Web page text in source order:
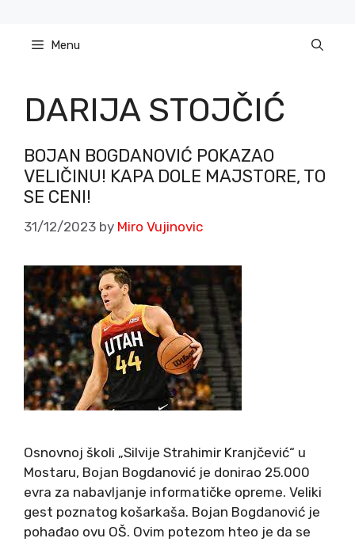
content Menu
DARIJA STOJČIĆ
BOJAN BOGDANOVIĆ POKAZAO
VELIČINU! KAPA DOLE MAJSTORE, TO
SE CENI!
31/12/2023 by Miro Vujinovic
Osnovnoj školi „Silvije Strahimir Kranjčević“ u
Mostaru, Bojan Bogdanović je donirao 25.000
evra za nabavljanje informatičke opreme. Veliki
gest poznatog košarkaša. Bojan Bogdanović je
pohađao ovu OŠ. Ovim potezom hteo je da se